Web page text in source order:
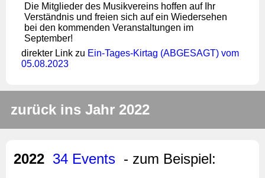
Die Mitglieder des Musikvereins hoffen auf Ihr
Verständnis und freien sich auf ein Wiedersehen
bei den kommenden Veranstaltungen im
September!
direkter Link zu Ein-Tages-Kirtag (ABGESAGT) vom
05.08.2023
zurück ins Jahr 2022
2022 34 Events - zum Beispiel: